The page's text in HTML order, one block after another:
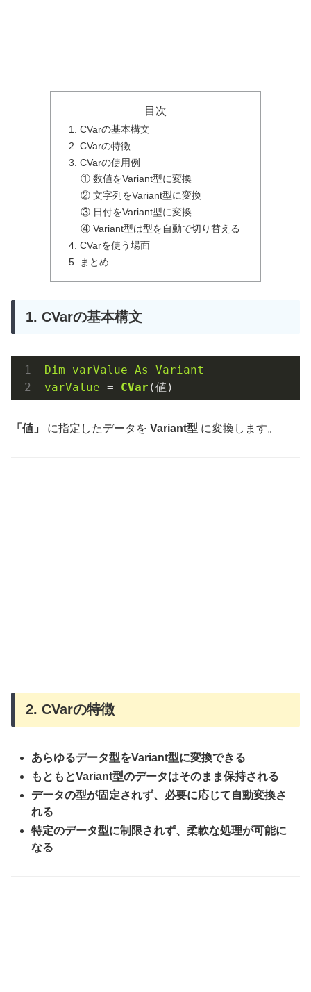
目次
1. CVarの基本構文
2. CVarの特徴
3. CVarの使用例
① 数値をVariant型に変換
② 文字列をVariant型に変換
③ 日付をVariant型に変換
④ Variant型は型を自動で切り替える
4. CVarを使う場面
5. まとめ
1. CVarの基本構文
Dim varValue As
Variant
varValue = CVar (値)
「値」 に指定したデータを Variant型 に変換します。
2. CVarの特徴
あらゆるデータ型をVariant型に変換できる
もともとVariant型のデータはそのまま保持される
データの型が固定されず、必要に応じて自動変換さ
れる
特定のデータ型に制限されず、柔軟な処理が可能に
なる